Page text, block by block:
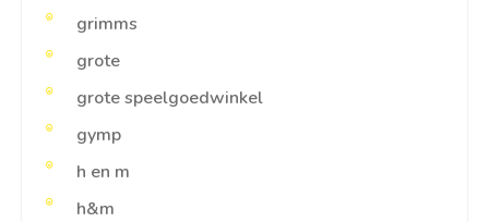
grimms
grote
grote speelgoedwinkel
gymp
h en m
h&m